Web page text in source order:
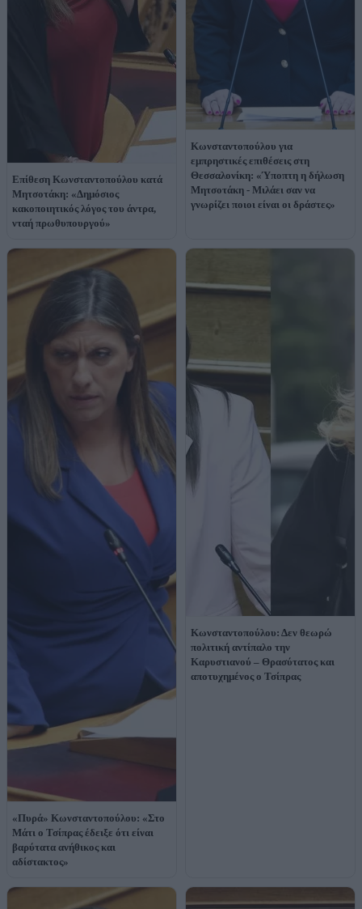
Επίθεση Κωνσταντοπούλου κατά
Μητσοτάκη: «Δημόσιος
κακοποιητικός λόγος του άντρα,
νταή πρωθυπουργού»
Κωνσταντοπούλου για
εμπρηστικές επιθέσεις στη
Θεσσαλονίκη: «Ύποπτη η δήλωση
Μητσοτάκη - Μιλάει σαν να
γνωρίζει ποιοι είναι οι δράστες»
«Πυρά» Κωνσταντοπούλου: «Στο
Μάτι ο Τσίπρας έδειξε ότι είναι
βαρύτατα ανήθικος και
αδίστακτος»
Κωνσταντοπούλου: Δεν θεωρώ
πολιτική αντίπαλο την
Καρυστιανού – Θρασύτατος και
αποτυχημένος ο Τσίπρας